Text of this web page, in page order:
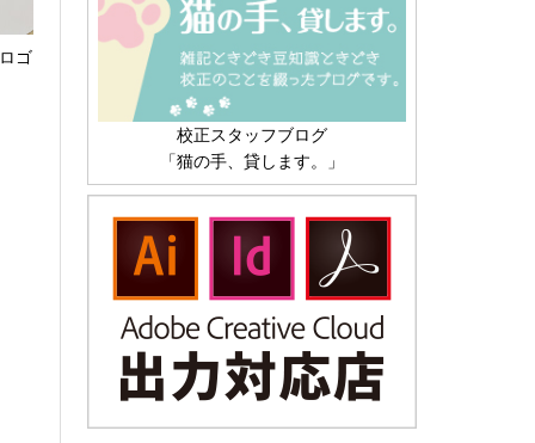
ゴ
校正スタッフブログ
「猫の手、貸します。」